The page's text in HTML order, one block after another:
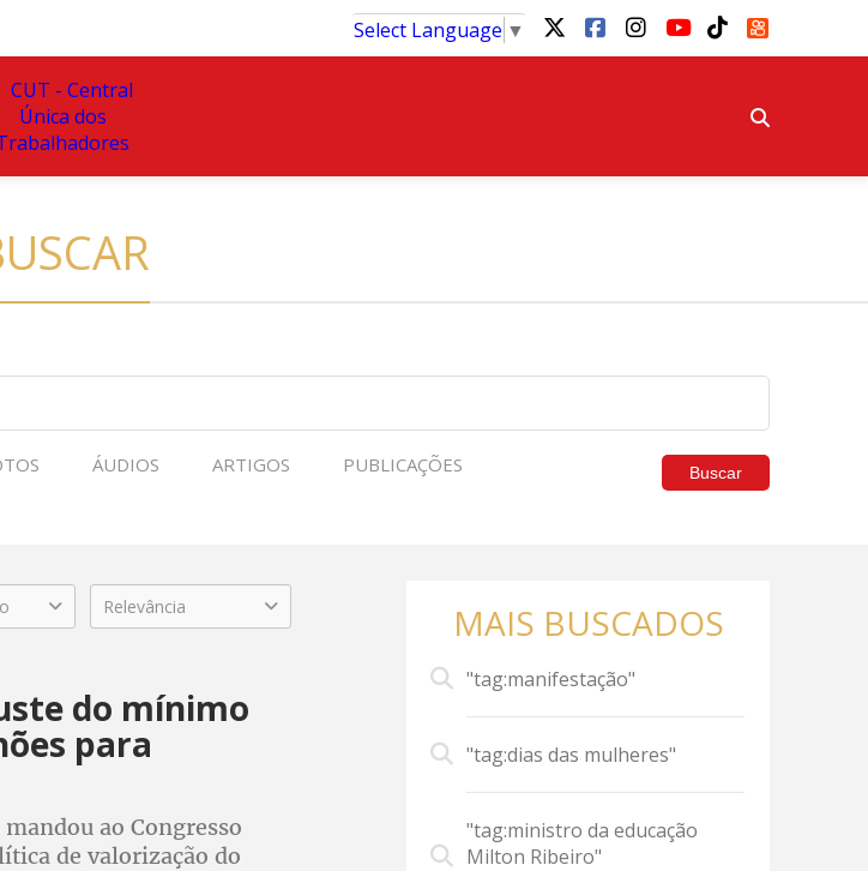
Select Language ▼
ÁUDIOS ARTIGOS PUBLICAÇÕES Buscar
Relevância
do mínimo
para
ao Congresso
de valorização do
MAIS BUSCADOS
"tag:manifestação"
"tag:dias das mulheres"
"tag:ministro da educação
Milton Ribeiro"